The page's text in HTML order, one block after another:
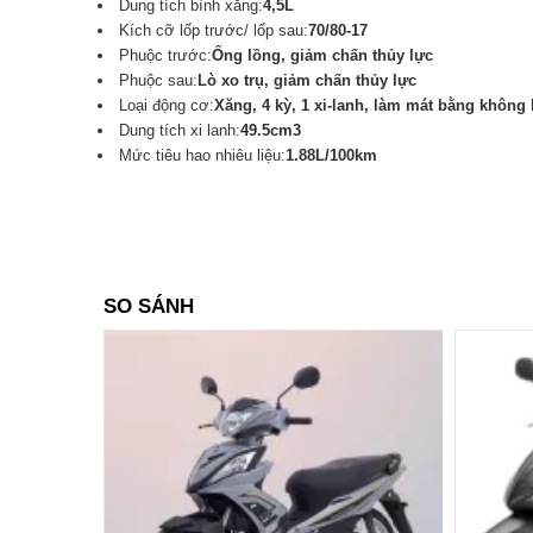
Dung tích bình xăng:4,5L
Kích cỡ lốp trước/ lốp sau:70/80-17
Phuộc trước:Ống lồng, giảm chấn thủy lực
Phuộc sau: Lò xo trụ, giảm chấn thủy lực
Loại động cơ:Xăng, 4 kỳ, 1 xi-lanh, làm mát bằng không
Dung tích xi lanh:49.5cm3
Mức tiêu hao nhiêu liệu:1.88L/100km
SO SÁNH